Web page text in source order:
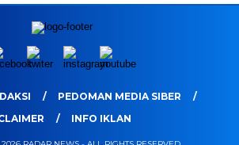
PEDOMAN MEDIA SIBER
INFO IKLAN